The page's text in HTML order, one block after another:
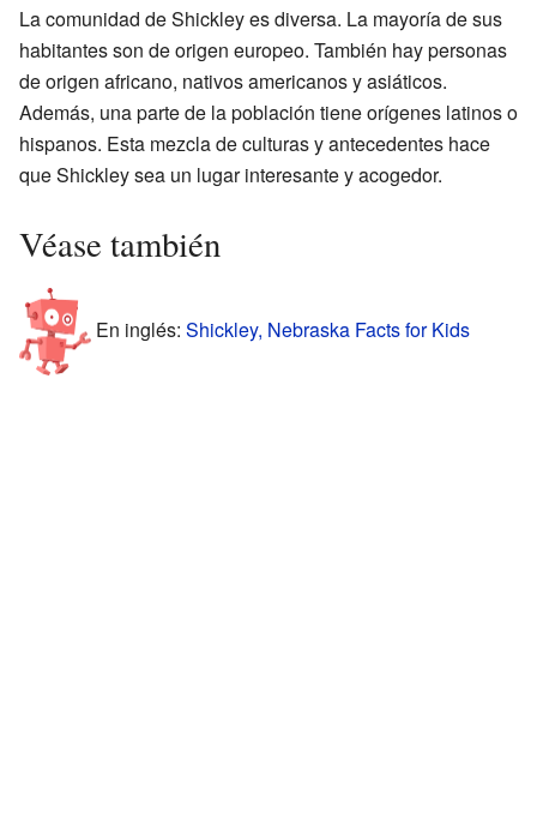
La comunidad de Shickley es diversa. La mayoría de sus
habitantes son de origen europeo. También hay personas
de origen africano, nativos americanos y asiáticos.
Además, una parte de la población tiene orígenes latinos o
hispanos. Esta mezcla de culturas y antecedentes hace
que Shickley sea un lugar interesante y acogedor.
Véase también
En inglés: Shickley, Nebraska Facts for Kids